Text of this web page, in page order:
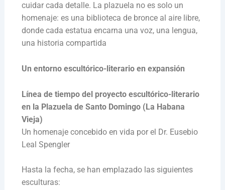
cuidar cada detalle. La plazuela no es solo un
homenaje: es una biblioteca de bronce al aire libre,
donde cada estatua encarna una voz, una lengua,
una historia compartida
Un entorno escultórico-literario en expansión
Línea de tiempo del proyecto escultórico-literario
en la Plazuela de Santo Domingo (La Habana
Vieja)
Un homenaje concebido en vida por el Dr. Eusebio
Leal Spengler
Hasta la fecha, se han emplazado las siguientes
esculturas: